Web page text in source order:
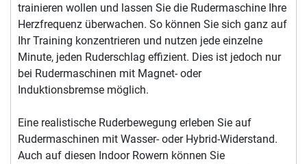
trainieren wollen und lassen Sie die Rudermaschine Ihre
Herzfrequenz überwachen. So können Sie sich ganz auf
Ihr Training konzentrieren und nutzen jede einzelne
Minute, jeden Ruderschlag effizient. Dies ist jedoch nur
bei Rudermaschinen mit Magnet- oder
Induktionsbremse möglich.
Eine realistische Ruderbewegung erleben Sie auf
Rudermaschinen mit Wasser- oder Hybrid-Widerstand.
Auch auf diesen Indoor Rowern können Sie